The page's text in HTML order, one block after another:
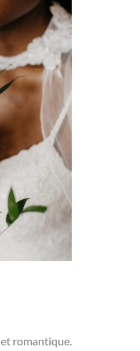
romantique.